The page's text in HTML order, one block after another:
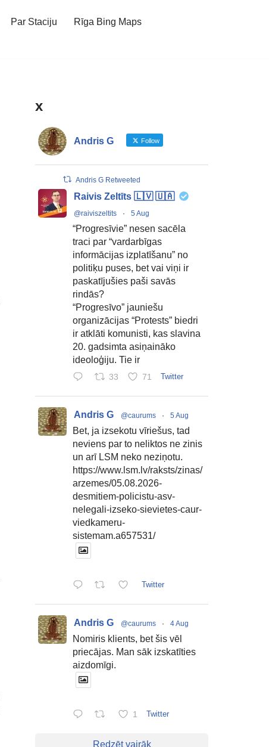
Par Staciju
Rīga Bing Maps
x
Andris G Follow
Andris G Retweeted
Raivis Zeltīts 🇱🇻 🇺🇦
@raiviszeltits · 5 Aug
“Progresīvie” nesen sacēla
traci par “vardarbīgas
informācijas izplatīšanu” no
politiķu puses, bet vai viņi ir
paskatījušies paši savās
rindās?
“Progresīvo” jauniešu
organizācijas “Protests” biedri
ir atklāti komunisti, kas slavina
20. gadsimta asiņaināko
ideoloģiju. Tie ir
33 71 Twitter
Andris G @caurums · 5 Aug
Bet, ja izsekotu vīriešus, tad
neviens par to neliktos ne zinis
un arī LSM neko neziņotu.
https://www.lsm.lv/raksts/zinas/
arzemes/05.08.2026-
desmitiem-policistu-asv-
nelegali-izseko-sievietes-caur-
viedkameru-
sistemam.a657531/
Twitter
Andris G @caurums · 4 Aug
Nomiris klients, bet šis vēl
priecājas. Man sāk izskatīties
aizdomīgi.
1 Twitter
Redzēt vairāk